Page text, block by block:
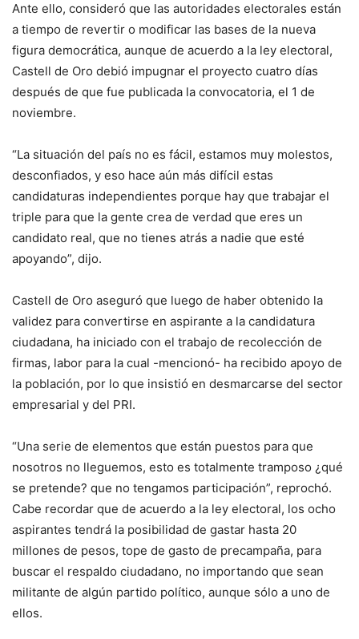
Ante ello, consideró que las autoridades electorales están
a tiempo de revertir o modificar las bases de la nueva
figura democrática, aunque de acuerdo a la ley electoral,
Castell de Oro debió impugnar el proyecto cuatro días
después de que fue publicada la convocatoria, el 1 de
noviembre.
“La situación del país no es fácil, estamos muy molestos,
desconfiados, y eso hace aún más difícil estas
candidaturas independientes porque hay que trabajar el
triple para que la gente crea de verdad que eres un
candidato real, que no tienes atrás a nadie que esté
apoyando”, dijo.
Castell de Oro aseguró que luego de haber obtenido la
validez para convertirse en aspirante a la candidatura
ciudadana, ha iniciado con el trabajo de recolección de
firmas, labor para la cual -mencionó- ha recibido apoyo de
la población, por lo que insistió en desmarcarse del sector
empresarial y del PRI.
“Una serie de elementos que están puestos para que
nosotros no lleguemos, esto es totalmente tramposo ¿qué
se pretende? que no tengamos participación”, reprochó.
Cabe recordar que de acuerdo a la ley electoral, los ocho
aspirantes tendrá la posibilidad de gastar hasta 20
millones de pesos, tope de gasto de precampaña, para
buscar el respaldo ciudadano, no importando que sean
militante de algún partido político, aunque sólo a uno de
ellos.